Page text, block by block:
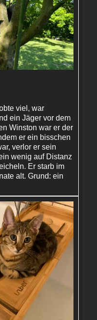
viel, war
ein Jäger vor dem
Winston war er der
er ein bisschen
verlor er sein
wenig auf Distanz
Er starb im
alt. Grund: ein